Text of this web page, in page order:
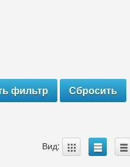
Вид: A B C